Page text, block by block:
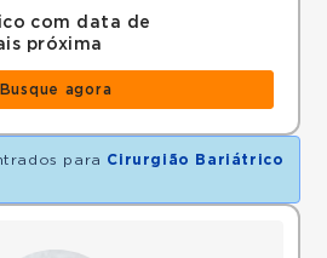
com data de
próxima
Busque agora
para Cirurgião Bariátrico